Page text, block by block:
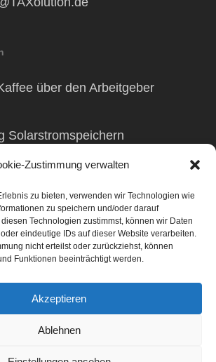
Zustimmung verwalten
zu bieten, verwenden wir Technologien wie
zu speichern und/oder darauf
Technologien zustimmst, können wir Daten
eindeutige IDs auf dieser Website verarbeiten.
nicht erteilst oder zurückziehst, können
Funktionen beeinträchtigt werden.
Akzeptieren
Ablehnen
über den Arbeitgeber
Solarstromspeichern
Balkonkraftwerk
– Beratung,
Erfassung lfd.
Betriebswirtschaftliche
Marketing,